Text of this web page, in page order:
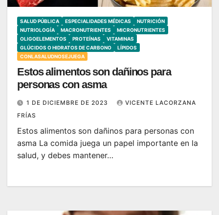
SALUD PÚBLICA ESPECIALIDADES MÉDICAS
NUTRICIÓN
NUTRIOLOGÍA
MACRONUTRIENTES
MICRONUTRIENTES
OLIGOELEMENTOS
PROTEÍNAS
VITAMINAS
GLÚCIDOS O HIDRATOS DE CARBONO
LÍPIDOS
CONLASALUDNOSEJUEGA
Estos alimentos son dañinos para
personas con asma
1 DE DICIEMBRE DE 2023
VICENTE LACORZANA
FRÍAS
Estos alimentos son dañinos para personas con
asma La comida juega un papel importante en la
salud, y debes mantener…